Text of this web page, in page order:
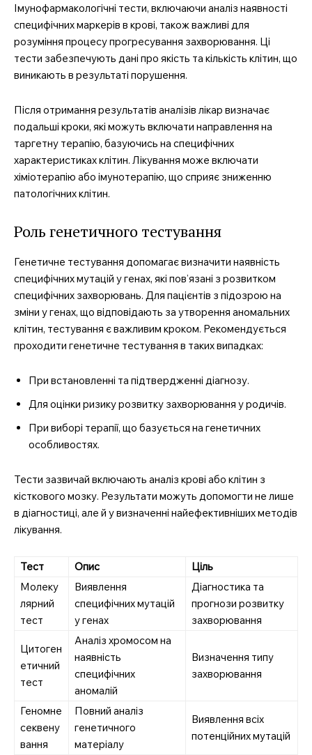
Імунофармакологічні тести, включаючи аналіз наявності
специфічних маркерів в крові, також важливі для
розуміння процесу прогресування захворювання. Ці
тести забезпечують дані про якість та кількість клітин, що
виникають в результаті порушення.
Після отримання результатів аналізів лікар визначає
подальші кроки, які можуть включати направлення на
таргетну терапію, базуючись на специфічних
характеристиках клітин. Лікування може включати
хіміотерапію або імунотерапію, що сприяє зниженню
патологічних клітин.
Роль генетичного тестування
Генетичне тестування допомагає визначити наявність
специфічних мутацій у генах, які пов’язані з розвитком
специфічних захворювань. Для пацієнтів з підозрою на
зміни у генах, що відповідають за утворення аномальних
клітин, тестування є важливим кроком. Рекомендується
проходити генетичне тестування в таких випадках:
При встановленні та підтвердженні діагнозу.
Для оцінки ризику розвитку захворювання у родичів.
При виборі терапії, що базується на генетичних
особливостях.
Тести зазвичай включають аналіз крові або клітин з
кісткового мозку. Результати можуть допомогти не лише
в діагностиці, але й у визначенні найефективніших методів
лікування.
Тест Опис
Ціль
Молеку
лярний
тест
Виявлення
специфічних мутацій
у генах
Діагностика та
прогнози розвитку
захворювання
Цитоген
етичний
тест
Аналіз хромосом на
наявність
специфічних
аномалій
Визначення типу
захворювання
Геномне
секвену
вання
Повний аналіз
генетичного
матеріалу
Виявлення всіх
потенційних мутацій